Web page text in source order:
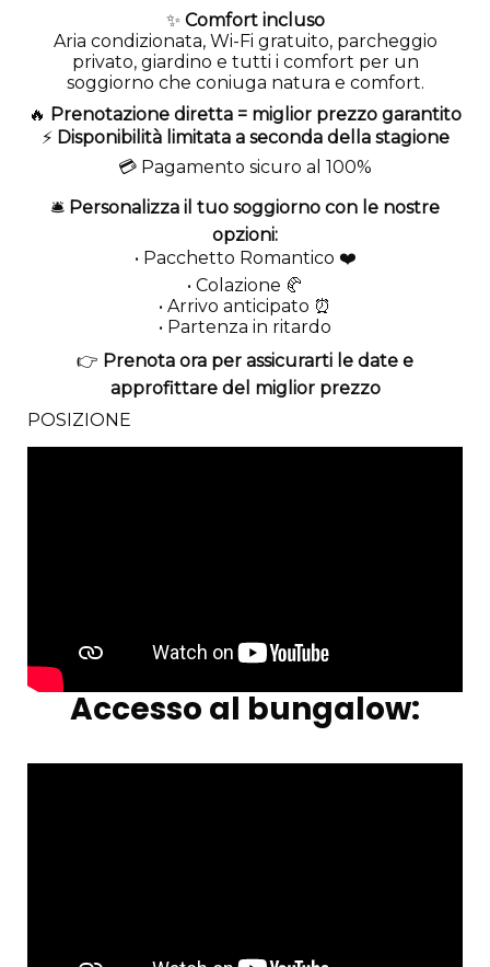
✨ Comfort incluso
Aria condizionata, Wi-Fi gratuito, parcheggio
privato, giardino e tutti i comfort per un
soggiorno che coniuga natura e comfort.
🔥 Prenotazione diretta = miglior prezzo garantito
⚡ Disponibilità limitata a seconda della stagione
💳 Pagamento sicuro al 100%
🛎️ Personalizza il tuo soggiorno con le nostre
opzioni:
• Pacchetto Romantico ❤️
• Colazione 🥐
• Arrivo anticipato ⏰
• Partenza in ritardo
👉 Prenota ora per assicurarti le date e
approfittare del miglior prezzo
POSIZIONE
Accesso al bungalow: